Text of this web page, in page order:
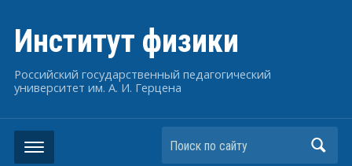
Институт физики
Российский государственный педагогический
университет им. А. И. Герцена
Поиск по сайту